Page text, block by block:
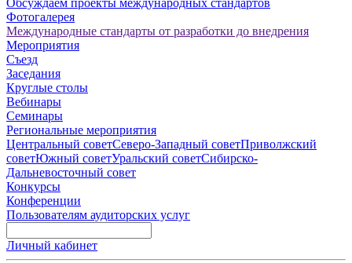
Обсуждаем проекты международных стандартов
Фотогалерея
Международные стандарты от разработки до внедрения
Мероприятия
Съезд
Заседания
Круглые столы
Вебинары
Семинары
Региональные мероприятия
Центральный советСеверо-Западный советПриволжский
советЮжный советУральский советСибирско-
Дальневосточный совет
Конкурсы
Конференции
Пользователям аудиторских услуг
Личный кабинет